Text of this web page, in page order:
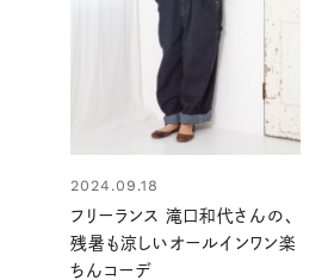
2024.09.18
フリーランス 滝口和代さんの、
残暑も涼しいオールインワン楽
ちんコーデ